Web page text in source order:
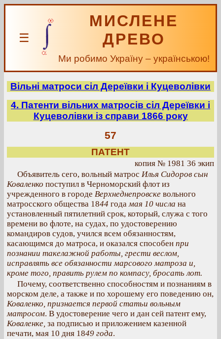
☰
МИСЛЕНЕ
ДРЕВО
Ми робимо Україну – українською!
Вільні матроси сіл Дереївки і Куцеволівки
4. Патенти вільних матросів сіл Дереївки і
Куцеволівки із справи 1866 року
57
ПАТЕНТ
копия № 1981 36 экип
Объявитель сего, вольный матрос Илья Сидоров сын
Коваленко поступил в Черноморский флот из
учрежденного в городе Верхнеднепровске вольного
матросского общества 1844 годамая 10 числа на
установленный пятилетний срок, который, служа с того
времени во флоте, на судах, по удостоверению
командиров судов, учился всем обязанностям,
касающимся до матроса, и оказался способен при
познании такелажной работы, грести веслом,
исправлять все обязанности марсового матроза и,
кроме того, править рулем по компасу, бросать лот.
Почему, соответственно способностям и познаниям в
морском деле, а также и по хорошему его поведению он,
Коваленко, признается первой статьи вольным
матросом. В удостоверение чего и дан сей патент ему,
Коваленке, за подписью и приложением казенной
печати, мая 10 дня 1849 года.